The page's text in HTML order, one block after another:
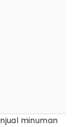
minuman